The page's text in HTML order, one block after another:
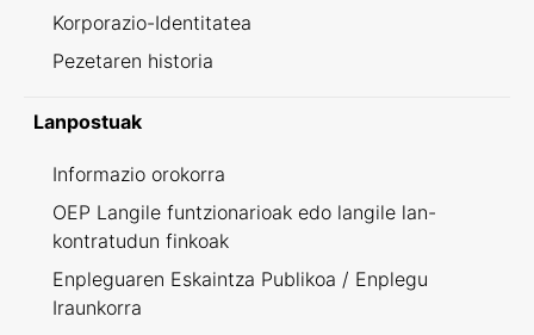
Korporazio-Identitatea
Pezetaren historia
Lanpostuak
Informazio orokorra
OEP Langile funtzionarioak edo langile lan-
kontratudun finkoak
Enpleguaren Eskaintza Publikoa / Enplegu
Iraunkorra